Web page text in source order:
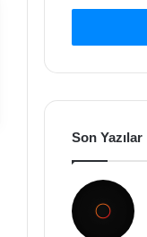
Son Yazılar